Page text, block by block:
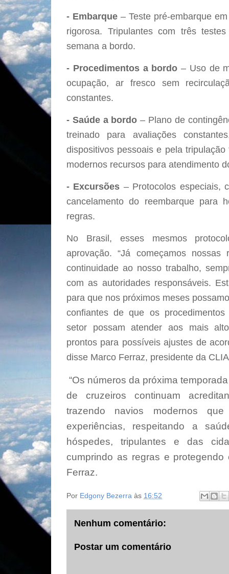
- Embarque – Teste pré-embarque
rigorosa. Tripulantes com três
semana a bordo.
- Procedimentos a bordo – Uso de
ocupação, ar fresco sem
constantes.
- Saúde a bordo – Plano de
treinado para avaliações
dispositivos pessoais e pela
modernos recursos para atendimento
- Excursões – Protocolos especiais,
cancelamento do reembarque para
regras.
No Brasil, esses mesmos
aprovação. “Já começamos
continuidade ao nosso trabalho,
com as autoridades responsáveis.
para que nos próximos meses
confiantes de que os
setor possam atender aos mais
prontos para possíveis ajustes de
disse Marco Ferraz, presidente da
“Os números da próxima
de cruzeiros continuam
trazendo navios modernos
experiências, respeitando a
hóspedes, tripulantes e das
cumprindo as regras e protegendo
Ferraz.
Por Edgony Bezerra às 16:52
Nenhum comentário:
Postar um comentário